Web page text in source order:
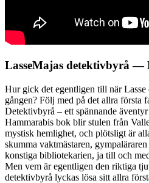
LasseMajas detektivbyrå —
Hur gick det egentligen till när
gången? Följ med på det allra första
Detektivbyrå – ett spännande
Hammarabis bok blir stulen från
mystisk hemlighet, och plötsligt är
skumma vaktmästaren,
konstiga bibliotekarien, ja till och
Men vem är egentligen den riktiga
detektivbyrå lyckas lösa sitt allra